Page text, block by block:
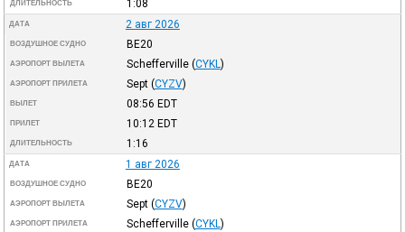
ДЛИТЕЛЬНОСТЬ 1:08
ДАТА 2 авг 2026
ВОЗДУШНОЕ СУДНО BE20
АЭРОПОРТ ВЫЛЕТА Schefferville (CYKL )
АЭРОПОРТ ПРИЛЕТА Sept (CYZV)
ВЫЛЕТ 08:56 EDT
ПРИЛЕТ 10:12 EDT
ДЛИТЕЛЬНОСТЬ 1:16
ДАТА 1 авг 2026
ВОЗДУШНОЕ СУДНО BE20
АЭРОПОРТ ВЫЛЕТА Sept (CYZV)
АЭРОПОРТ ПРИЛЕТА Schefferville (CYKL )